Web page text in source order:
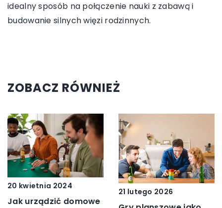
idealny sposób na połączenie nauki z zabawą i
budowanie silnych więzi rodzinnych.
ZOBACZ RÓWNIEŻ
20 kwietnia 2024
Jak urządzić domowe
21 lutego 2026